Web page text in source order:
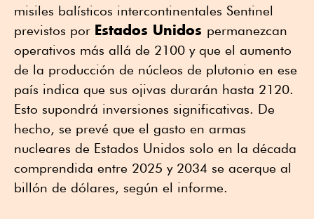
misiles balísticos intercontinentales Sentinel
previstos por Estados Unidos permanezcan
operativos más allá de 2100 y que el aumento
de la producción de núcleos de plutonio en ese
país indica que sus ojivas durarán hasta 2120.
Esto supondrá inversiones significativas. De
hecho, se prevé que el gasto en armas
nucleares de Estados Unidos solo en la década
comprendida entre 2025 y 2034 se acerque al
billón de dólares, según el informe.